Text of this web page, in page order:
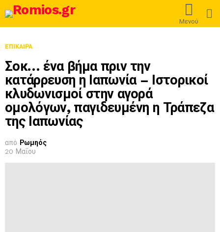
Μενού
ΕΠΊΚΑΙΡΑ
Σοκ… ένα βήμα πριν την
κατάρρευση η Ιαπωνία – Ιστορικοί
κλυδωνισμοί στην αγορά
ομολόγων, παγιδευμένη η Τράπεζα
της Ιαπωνίας
από Ρωμηός
20 Μαΐου